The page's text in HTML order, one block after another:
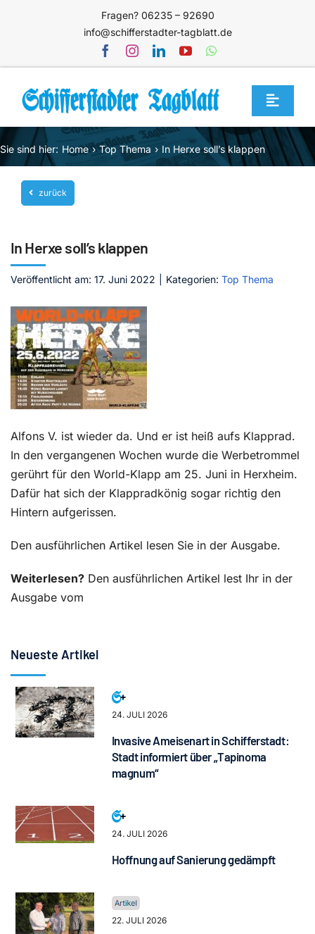
Fragen? 06235 – 92690
info@schifferstadter-tagblatt.de
Toggle
Home
Themen
Blog
Service
Mediathek
Jetzt abonnieren
Kontakt
Sie sind hier: Home Top Thema In Herxe soll’s klappen
zurück
In Herxe soll’s klappen
Veröffentlicht am: 17. Juni 2022 Kategorien: Top Thema
Alfons V. ist wieder da. Und er ist heiß aufs Klapprad.
In den vergangenen Wochen wurde die Werbetrommel
gerührt für den World-Klapp am 25. Juni in Herxheim.
Dafür hat sich der Klappradkönig sogar richtig den
Hintern aufgerissen.
Den ausführlichen Artikel lesen Sie in der Ausgabe.
Weiterlesen? Den ausführlichen Artikel lest Ihr in der
Ausgabe vom
Neueste Artikel
24. JULI 2026
Invasive Ameisenart in Schifferstadt:
Stadt informiert über „Tapinoma
magnum“
24. JULI 2026
Hoffnung auf Sanierung gedämpft
22. JULI 2026